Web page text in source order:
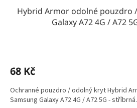
Hybrid Armor odolné pouzdro
Galaxy A72 4G / A72
68 Kč
Ochranné pouzdro / odolný kryt Hybrid
Samsung Galaxy A72 4G / A72 5G - stříbrná.